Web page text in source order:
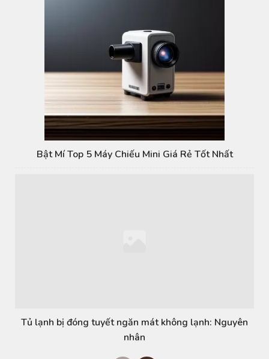
Bật Mí Top 5 Máy Chiếu Mini Giá Rẻ Tốt Nhất
Tủ lạnh bị đóng tuyết ngăn mát không lạnh: Nguyên
nhân